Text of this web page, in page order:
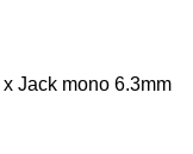
Jack mono 6.3mm